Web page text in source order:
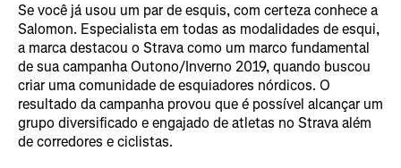
Se você já usou um par de esquis, com certeza conhece a
Salomon. Especialista em todas as modalidades de esqui,
a marca destacou o Strava como um marco fundamental
de sua campanha Outono/Inverno 2019, quando buscou
criar uma comunidade de esquiadores nórdicos. O
resultado da campanha provou que é possível alcançar um
grupo diversificado e engajado de atletas no Strava além
de corredores e ciclistas.